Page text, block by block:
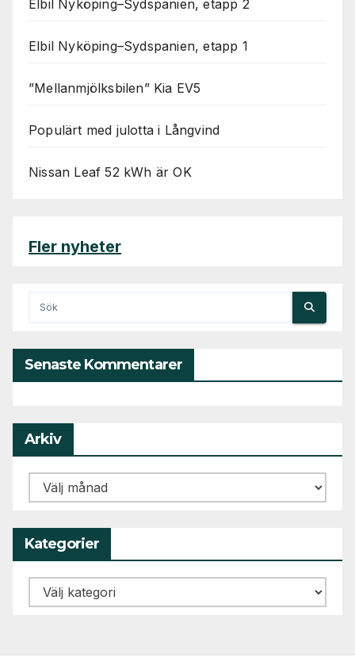
Elbil Nyköping–Sydspanien, etapp 2
Elbil Nyköping–Sydspanien, etapp 1
”Mellanmjölksbilen” Kia EV5
Populärt med julotta i Långvind
Nissan Leaf 52 kWh är OK
Fler nyheter
Senaste Kommentarer
Arkiv
Arkiv
Kategorier
Kategorier